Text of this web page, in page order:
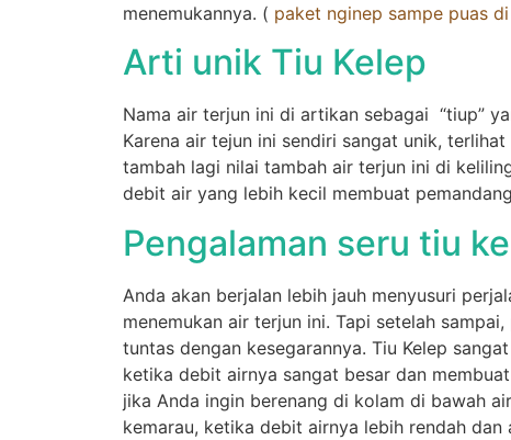
menemukannya. ( paket nginep sampe puas
Arti unik Tiu Kelep
Nama air terjun ini di artikan sebagai “tiup”
Karena air tejun ini sendiri sangat unik,
tambah lagi nilai tambah air terjun ini di
debit air yang lebih kecil membuat
Pengalaman seru tiu
Anda akan berjalan lebih jauh menyusuri
menemukan air terjun ini. Tapi setelah
tuntas dengan kesegarannya. Tiu Kelep
ketika debit airnya sangat besar dan
jika Anda ingin berenang di kolam di bawah
kemarau, ketika debit airnya lebih rendah
Masih ingin melihat sisi lain Lombok